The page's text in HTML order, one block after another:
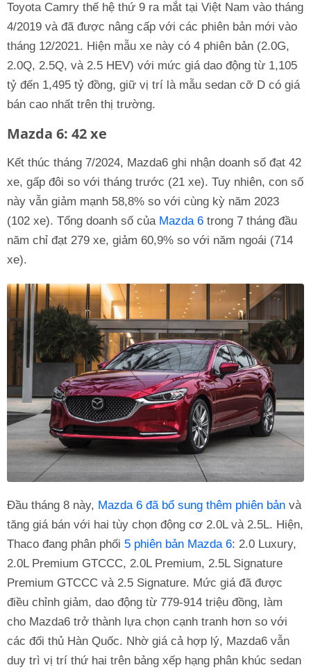
Toyota Camry thế hệ thứ 9 ra mắt tại Việt Nam vào tháng
4/2019 và đã được nâng cấp với các phiên bản mới vào
tháng 12/2021. Hiện mẫu xe này có 4 phiên bản (2.0G,
2.0Q, 2.5Q, và 2.5 HEV) với mức giá dao động từ 1,105
tỷ đến 1,495 tỷ đồng, giữ vị trí là mẫu sedan cỡ D có giá
bán cao nhất trên thị trường.
Mazda 6: 42 xe
Kết thúc tháng 7/2024, Mazda6 ghi nhận doanh số đạt 42
xe, gấp đôi so với tháng trước (21 xe). Tuy nhiên, con số
này vẫn giảm mạnh 58,8% so với cùng kỳ năm 2023
(102 xe). Tổng doanh số của Mazda 6 trong 7 tháng đầu
năm chỉ đạt 279 xe, giảm 60,9% so với năm ngoái (714
xe).
Đầu tháng 8 này, Mazda 6 đã bổ sung thêm phiên bản và
tăng giá bán với hai tùy chọn động cơ 2.0L và 2.5L. Hiện,
Thaco đang phân phối 5 phiên bản Mazda 6: 2.0 Luxury,
2.0L Premium GTCCC, 2.0L Premium, 2.5L Signature
Premium GTCCC và 2.5 Signature. Mức giá đã được
điều chỉnh giảm, dao động từ 779-914 triệu đồng, làm
cho Mazda6 trở thành lựa chọn cạnh tranh hơn so với
các đối thủ Hàn Quốc. Nhờ giá cả hợp lý, Mazda6 vẫn
duy trì vị trí thứ hai trên bảng xếp hạng phân khúc sedan